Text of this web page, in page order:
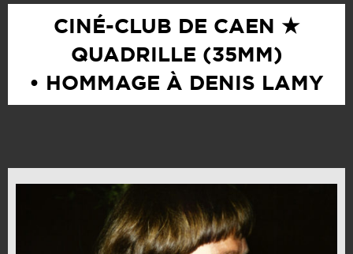
CINÉ-CLUB DE CAEN ★
QUADRILLE (35MM)
• HOMMAGE À DENIS LAMY